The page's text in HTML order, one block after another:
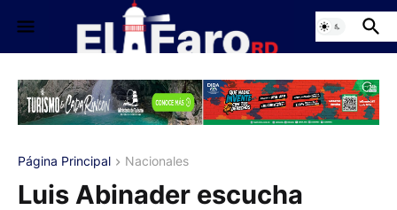
Página Principal Nacionales
Luis Abinader escucha